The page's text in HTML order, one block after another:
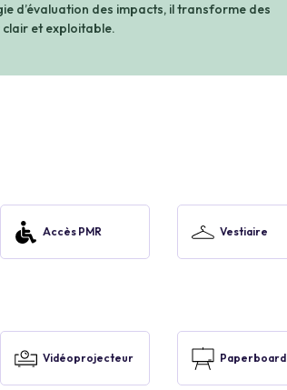
d’évaluation des impacts, il transforme des
et exploitable.
Accès PMR Vestiaire
Vidéoprojecteur Paperboard